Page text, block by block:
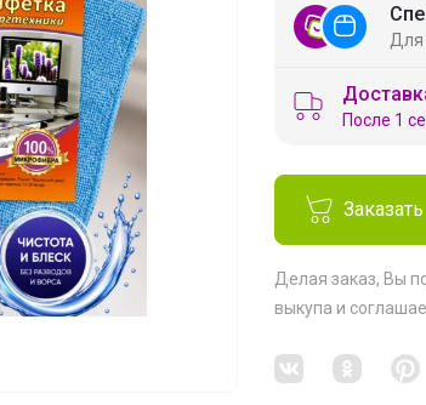
Для
После 1
Заказать
Делая заказ, Вы
выкупа и